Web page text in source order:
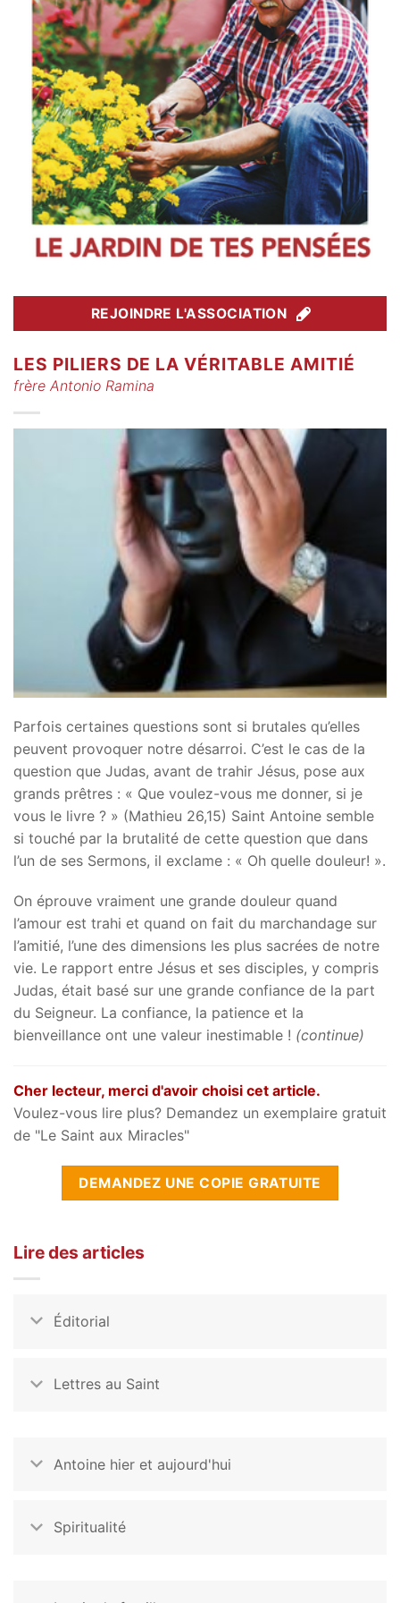
REJOINDRE L'ASSOCIATION
LES PILIERS DE LA VÉRITABLE AMITIÉ
frère Antonio Ramina
Parfois certaines questions sont si brutales qu’elles
peuvent provoquer notre désarroi. C’est le cas de la
question que Judas, avant de trahir Jésus, pose aux
grands prêtres : « Que voulez-vous me donner, si je
vous le livre ? » (Mathieu 26,15) Saint Antoine semble
si touché par la brutalité de cette question que dans
l’un de ses Sermons, il exclame : « Oh quelle douleur! ».
On éprouve vraiment une grande douleur quand
l’amour est trahi et quand on fait du marchandage sur
l’amitié, l’une des dimensions les plus sacrées de notre
vie. Le rapport entre Jésus et ses disciples, y compris
Judas, était basé sur une grande confiance de la part
du Seigneur. La confiance, la patience et la
bienveillance ont une valeur inestimable ! (continue)
Cher lecteur, merci d'avoir choisi cet article.
Voulez-vous lire plus? Demandez un exemplaire gratuit
de "Le Saint aux Miracles"
DEMANDEZ UNE COPIE GRATUITE
Lire des articles
Éditorial
Lettres au Saint
Antoine hier et aujourd'hui
Spiritualité